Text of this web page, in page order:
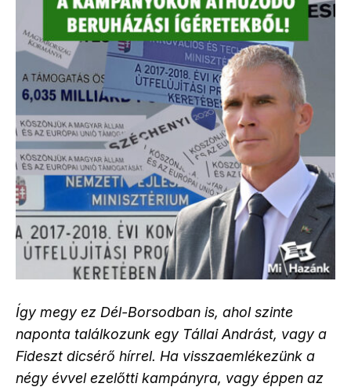
Így megy ez Dél-Borsodban is, ahol szinte
naponta találkozunk egy Tállai Andrást, vagy a
Fideszt dicsérő hírrel. Ha visszaemlékezünk a
négy évvel ezelőtti kampányra, vagy éppen az